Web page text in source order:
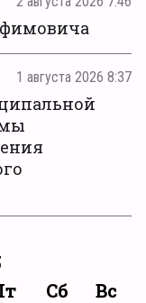
1 августа 2026 8:37
Сб Вс